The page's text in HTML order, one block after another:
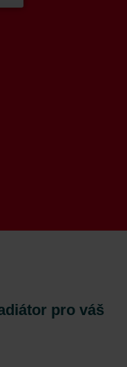
pro váš